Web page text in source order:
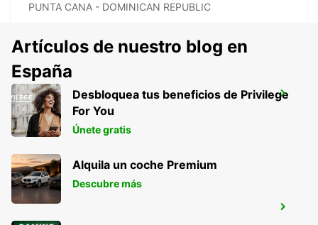
PUNTA CANA - DOMINICAN REPUBLIC
ELECTROLINERA BAVARO
BAVARO - DOMINICAN REPUBLIC
PUNTA CANA INTERNATIONA
AEROPUERTO
Artículos de nuestro blog en
España
Desbloquea tus beneficios de Privilege
For You
Únete gratis
Alquila un coche Premium
Descubre más